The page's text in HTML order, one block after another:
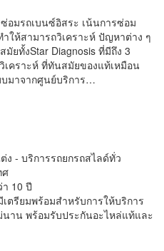
มรถเบนซ์อิสระ เน้นการซ่อม
ำให้สามารถวิเคราะห์ ปัญหาต่าง ๆ
ยทั้งStar Diagnosis ที่มีถึง 3
เคราะห์ ที่ทันสมัยของแท้เหมือน
บมาจากศูนย์บริการ…
- บริการรถยกรถสไลด์ทั่ว
ศ
10 ปี
ตรียมพร้อมสำหรับการให้บริการ
าน พร้อมรับประกันอะไหล่แท้และ